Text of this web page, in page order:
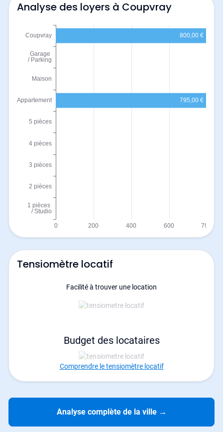
Analyse des loyers à Coupvray
Tensiomètre locatif
Facilité à trouver une location
Budget des locataires
Comprendre le tensiomètre locatif
Analyse complète de la ville →